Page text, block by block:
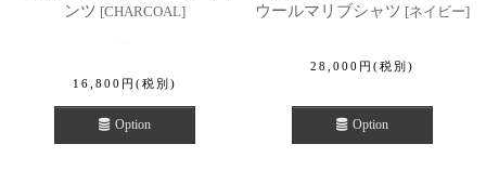
ンツ [CHARCOAL]
16,800 円 (税別)
Option
ウールマリブシャツ [ネイビー]
28,000 円 (税別)
Option